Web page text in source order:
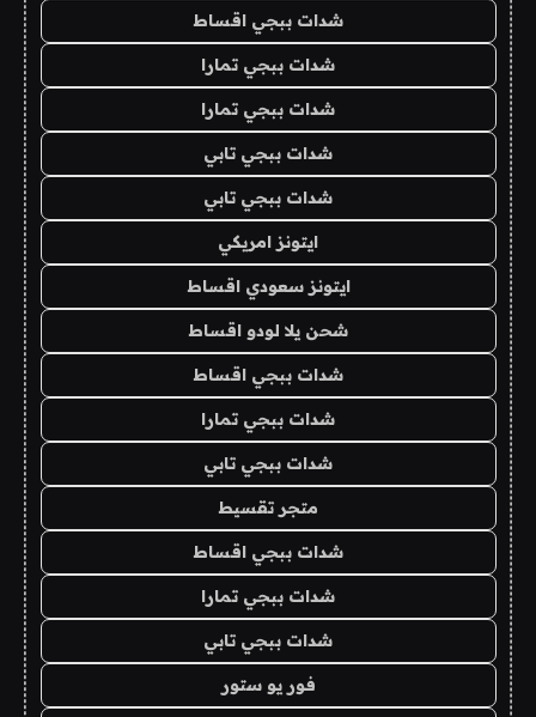
شدات ببجي اقساط
شدات ببجي تمارا
شدات ببجي تمارا
شدات ببجي تابي
شدات ببجي تابي
ايتونز امريكي
ايتونز سعودي اقساط
شحن يلا لودو اقساط
شدات ببجي اقساط
شدات ببجي تمارا
شدات ببجي تابي
متجر تقسيط
شدات ببجي اقساط
شدات ببجي تمارا
شدات ببجي تابي
فور يو ستور